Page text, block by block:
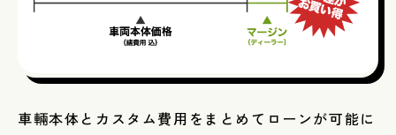
車輛本体とカスタム費用をまとめてローンが可能に